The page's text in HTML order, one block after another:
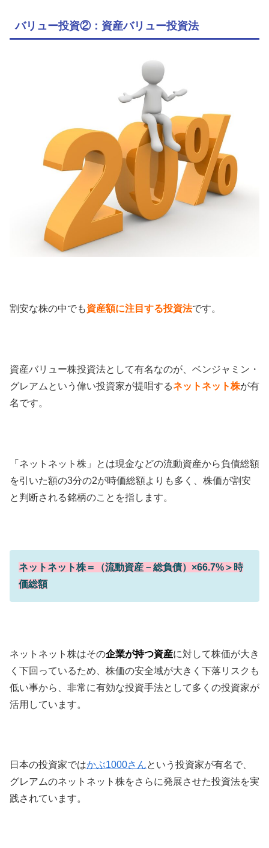
バリュー投資②：資産バリュー投資法
割安な株の中でも資産額に注目する投資法です。
資産バリュー株投資法として有名なのが、ベンジャミン・
グレアムという偉い投資家が提唱するネットネット株が有
名です。
「ネットネット株」とは現金などの流動資産から負債総額
を引いた額の3分の2が時価総額よりも多く、株価が割安
と判断される銘柄のことを指します。
ネットネット株＝（流動資産－総負債）×66.7%＞時
価総額
ネットネット株はその企業が持つ資産に対して株価が大き
く下回っているため、株価の安全域が大きく下落リスクも
低い事から、非常に有効な投資手法として多くの投資家が
活用しています。
日本の投資家ではかぶ1000さんという投資家が有名で、
グレアムのネットネット株をさらに発展させた投資法を実
践されています。